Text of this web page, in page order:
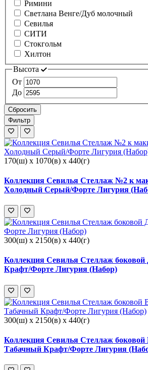
Римини
Светлана Венге/Дуб молочный
Севилья
СИТИ
Стокгольм
Хилтон
Высота
От
До
Сбросить
Фильтр
170(ш) x 1070(в) x 440(г)
Коллекция Севилья Стеллаж №2 к
Холодный Серый/Форте Лигурия
300(ш) x 2150(в) x 440(г)
Коллекция Севилья Стеллаж
Крафт/Форте Лигурия (Набор)
300(ш) x 2150(в) x 440(г)
Коллекция Севилья Стеллаж
Табачный Крафт/Форте Лигурия